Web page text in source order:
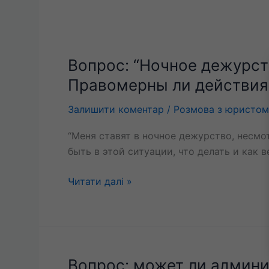
Вопрос: “Ночное
Правомерны ли
Залишити коментар / Розмова з юристом
“Меня ставят в ночное дежурство,
быть в этой ситуации, что делать и как
Вопрос:
“Ночное
дежурство,
несмотря
то,
что
маленький
администрации?”
Читати далі »
Вопрос: может ли
Вопрос: